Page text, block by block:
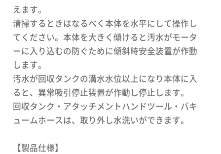
えます。
清掃するときはなるべく本体を水平にして操作し
てください。本体を大きく傾けると汚水がモータ
ーに入り込むの防ぐために傾斜時安全装置が作動
します。
汚水が回収タンクの満水水位以上になり本体に入
ると、異常吸引停止装置が作動し停止します。
回収タンク・アタッチメントハンドツール・バキ
ュームホースは、取り外し水洗いができます。
【製品仕様】